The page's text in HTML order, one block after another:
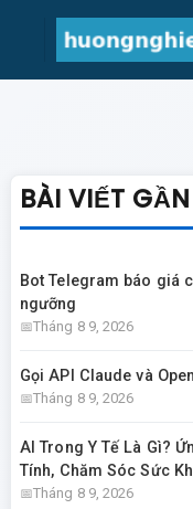
BÀI VIẾT
Bot Telegram báo giá
ngưỡng
Tháng 8 9, 2026
Gọi API Claude và
Tháng 8 9, 2026
AI Trong Y Tế Là Gì?
Tính, Chăm Sóc Sức
Tháng 8 9, 2026